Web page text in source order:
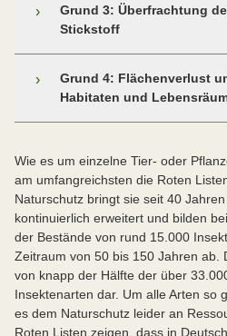
Straßenverkehr und der
Gasförmige, flüssige oder
werden durch Wind und
entfalten so auch weit
ihre tödliche Wirkung. Viele
Einen wahren Kahlschlag
die seit Anfang der 1990er-
beeinträchtigen den
das Lernvermögen,
erhöhen die Replikation des
mehr als das Tausendfache,
Fortpflanzungsfähigkeit und
Einige der Neonicotinoide
wirksamer als DDT und nur
mehrjährigen Pflanzen
vier Jahre nachgewiesen.
Neonicotinoid-Wirkstoffe
Thiamethoxam wurde 2013
wie etwa als Beizmittel für
›
Grund 3: Überfrachtung
Stickstoff
Unsere Landschaft ist heute
Straßenverkehr, aus Gas-,
Tierställen und aus
beispielsweise in
Millionen Tonnen Gülle, Mist
Biogasanlagen in der
Die Folgen: Bei den
Artenspektrum in Richtung
durchsetzungsfähigerer,
wie Löwenzahn und
Ackerwildkräuter
›
Grund 4: Flächenverlust
Habitaten und
Gewerbegebieten
ursprünglich
Beton. In der freien
für die natürliche
Böschungen sowie
haben seit 1950 erheblich
kompensieren gesetzlich
Ausgleichsmaßnahmen wie
Biotopen, Biotoppflege oder
Wie es um einzelne Tier- oder
am umfangreichsten die Roten
Naturschutz bringt sie seit 40
kontinuierlich erweitert und bilden
der Bestände von rund 15.000
Zeitraum von 50 bis 150 Jahren ab.
von knapp der Hälfte der über
Insektenarten dar. Um alle Arten so
es dem Naturschutz leider an
Roten Listen zeigen, dass in